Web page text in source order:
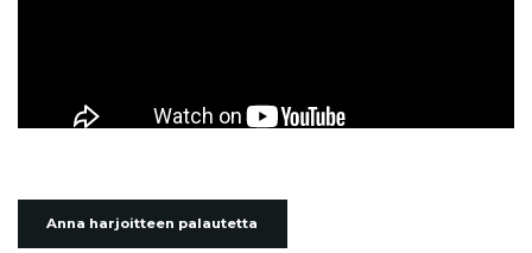
Anna harjoitteen palautetta